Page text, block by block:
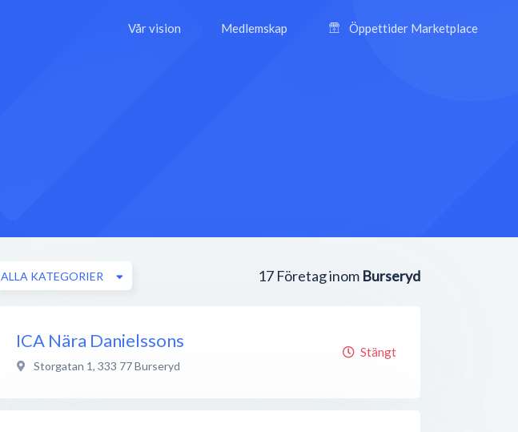
Vår vision Medlemskap Öppettider Marketplace
17 Företag inom Burseryd
ALLA KATEGORIER
ICA Nära Danielssons
Storgatan 1, 333 77Burseryd
Stängt